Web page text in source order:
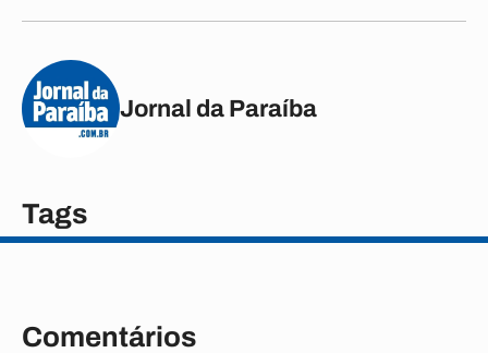
Jornal da Paraíba
Tags
Comentários